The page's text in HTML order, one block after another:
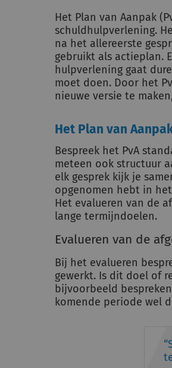
Het Plan van Aanpak
schuldhulpverlening.
na het allereerste
gebruikt als actieplan.
hulpverlening gaat
moet doen. Door het
nieuwe versie te
Het Plan van
Bespreek het PvA
meteen ook structuur
elk gesprek kijk je
opgenomen hebt in
Het evalueren van de
lange termijndoelen.
Evalueren van de
Bij het evalueren
gewerkt. Is dit doel of
bijvoorbeeld
komende periode wel